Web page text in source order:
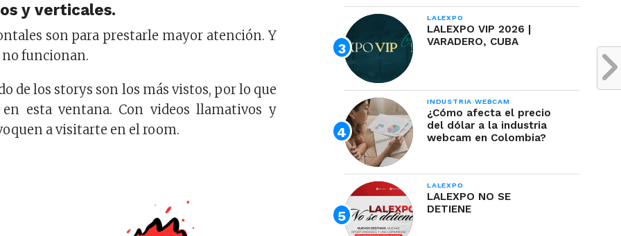
y verticales.
son para prestarle mayor atención. Y
no funcionan.
de los storys son los más vistos, por lo que
en esta ventana. Con videos llamativos y
a visitarte en el room.
LALEXPO
LALEXPO VIP 2026 |
VARADERO, CUBA
INDUSTRIA WEBCAM
¿Cómo afecta el precio
del dólar a la industria
webcam en Colombia?
LALEXPO
LALEXPO NO SE
DETIENE